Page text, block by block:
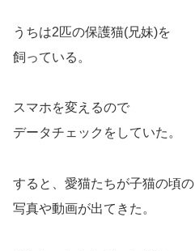
うちは2匹の保護猫(兄妹)を
飼っている。
スマホを変えるので
データチェックをしていた。
すると、愛猫たちが子猫の頃の
写真や動画が出てきた。